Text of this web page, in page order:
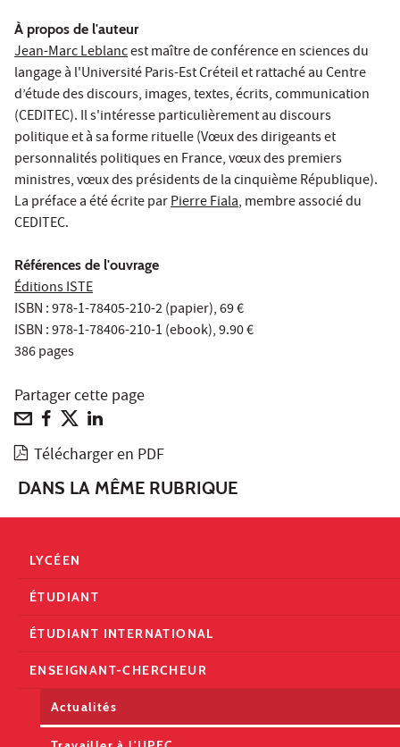
À propos de l'auteur
Jean-Marc Leblancest maître de conférence en sciences du
langage à l'Université Paris-Est Créteil et rattaché au Centre
d’étude des discours, images, textes, écrits, communication
(CEDITEC). Il s'intéresse particulièrement au discours
politique et à sa forme rituelle (Vœux des dirigeants et
personnalités politiques en France, vœux des premiers
ministres, vœux des présidents de la cinquième République).
La préface a été écrite parPierre Fiala, membre associé du
CEDITEC.
Références de l'ouvrage
Éditions ISTE
ISBN : 978-1-78405-210-2 (papier), 69 €
ISBN : 978-1-78406-210-1 (ebook), 9.90 €
386 pages
Partager cette page
Télécharger en PDF
DANS LA MÊME RUBRIQUE
LYCÉEN
ÉTUDIANT
ÉTUDIANT INTERNATIONAL
ENSEIGNANT-CHERCHEUR
Actualités